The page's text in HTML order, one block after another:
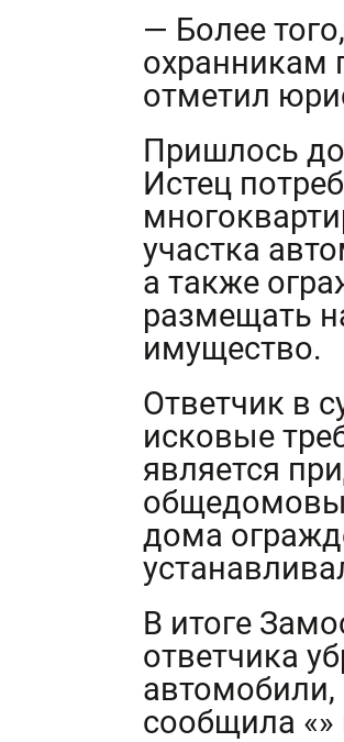
— Более
охранникам
отметил
Пришлось
Истец
участка
а также
размещать
имущество.
Ответчик в
исковые
является
дома
В итоге
ответчика
автомобили,
сообщила «»